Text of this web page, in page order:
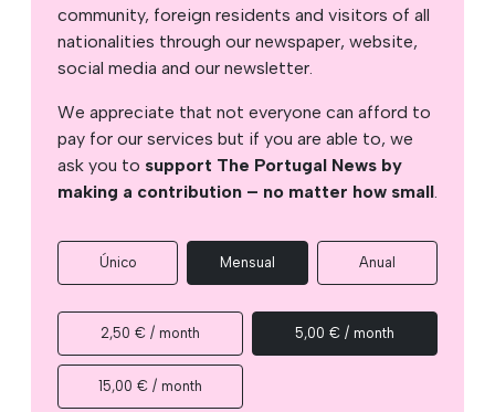
community, foreign residents and visitors of all
nationalities through our newspaper, website,
social media and our newsletter.
We appreciate that not everyone can afford to
pay for our services but if you are able to, we
ask you to support The Portugal News by
making a contribution – no matter how small.
Único Mensual Anual
2,50 € / month 5,00 € / month
15,00 € / month